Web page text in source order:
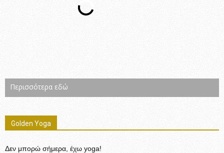
Περισσότερα εδώ
Golden Yoga
Δεν μπορώ σήμερα, έχω yoga!